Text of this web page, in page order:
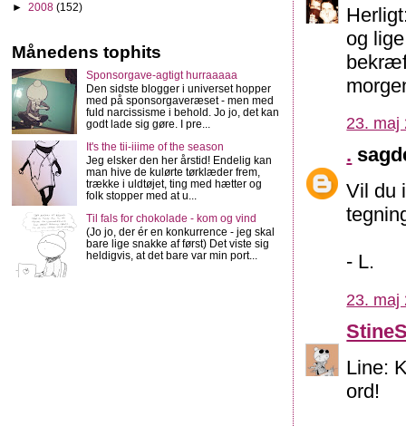
og
23. maj
.
Vil du
- L.
23. maj
Line:
ord!
► 2008 (152)
Månedens tophits
Sponsorgave-agtigt hurraaaaa
Den sidste blogger i universet hopper
med på sponsorgaveræset - men med
fuld narcissisme i behold. Jo jo, det kan
godt lade sig gøre. I pre...
It's the tii-iiime of the season
Jeg elsker den her årstid! Endelig kan
man hive de kulørte tørklæder frem,
trække i uldtøjet, ting med hætter og
folk stopper med at u...
Til fals for chokolade - kom og vind
(Jo jo, der ér en konkurrence - jeg skal
bare lige snakke af først) Det viste sig
heldigvis, at det bare var min port...